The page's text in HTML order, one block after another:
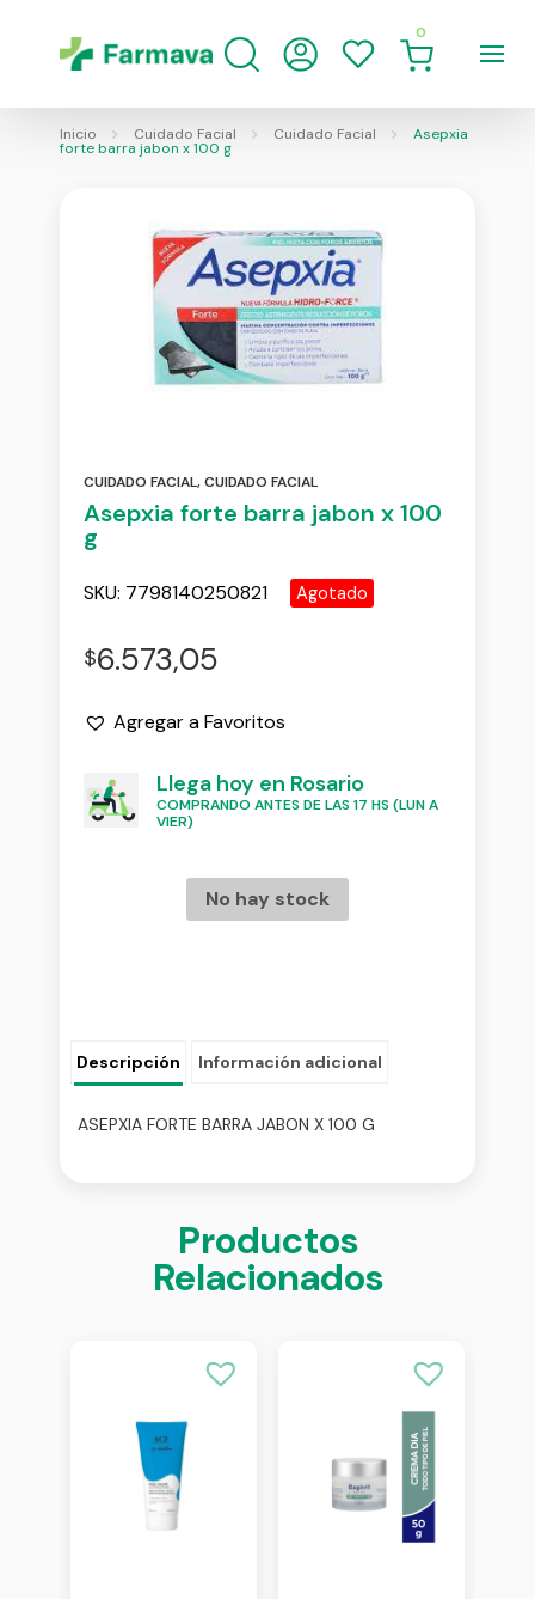
0
Inicio Cuidado Facial Cuidado Facial Asepxia
forte barra jabon x 100 g
CUIDADO FACIAL,CUIDADO FACIAL
Asepxia forte barra jabon x 100
g
SKU: 7798140250821 Agotado
$6.573,05
Agregar a Favoritos
Llega hoy en Rosario
COMPRANDO ANTES DE LAS 17 HS (LUN A
VIER)
No hay stock
Descripción Información adicional
ASEPXIA FORTE BARRA JABON X 100 G
Productos
Relacionados